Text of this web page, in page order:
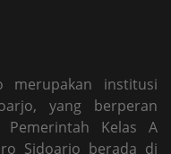
merupakan institusi
yang berperan
Kelas A
Sidoarjo berada di